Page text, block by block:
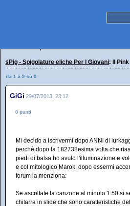
sPig - Spigolature eliche Per I Giovani: Il
da 1 a 9 su 9
GiGi 29/07/2013, 23:12
0 punti
Mi decido a iscrivermi dopo ANNI di
perchè dopo la 182738esima volta che
piedi di balsa ho avuto l'illuminazione e
e col mitologico Marok, dopo essermi
forum la menziona:
Se ascoltate la canzone al minuto 1:50 si
chitarra in slide che sono caratteristiche